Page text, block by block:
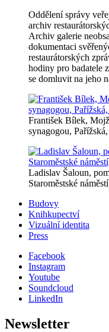
Oddělení správy
archiv
Archiv galerie
dokumentaci
restaurátorských
hodiny pro badatele
se domluvit na jeho
František Bílek,
synagogou, Pařížská,
Ladislav Šaloun,
Staroměstské
Budovy
Knihkupectví
Vizuální identita
Press
Facebook
Instagram
Youtube
Soundcloud
LinkedIn
Newsletter